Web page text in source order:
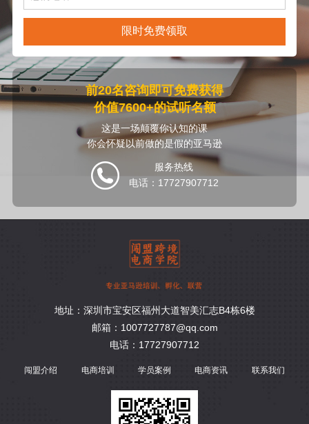
限时免费领取
前20名咨询即可免费获得
价值7600+的试听名额
这是一场颠覆你认知的课
你会怀疑以前做的是假的亚马逊
服务热线
电话：17727907712
地址：深圳市宝安区福州大道智美汇志B4栋6楼
邮箱：1007727787@qq.com
电话：17727907712
闯盟介绍 电商培训 学员案例 电商资讯 联系我们